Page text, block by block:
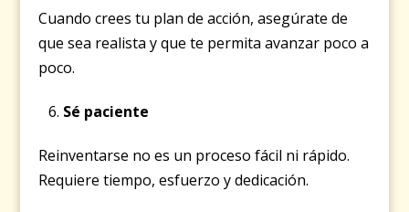
Cuando crees tu plan de acción, asegúrate de
que sea realista y que te permita avanzar poco a
poco.
Sé paciente
Reinventarse no es un proceso fácil ni rápido.
Requiere tiempo, esfuerzo y dedicación.